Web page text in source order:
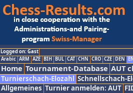
Logged on: Gast
Arabic ARM AZE BIH BUL CAT CHN CRO CZE DEN
Home Tournament-Database AUT
Turnierschach-Elozahl Schnellschach-
Allgemeines Turnier anmelden: AUT